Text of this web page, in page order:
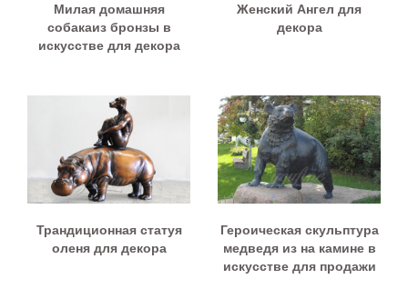
Милая домашняя
собакаиз бронзы в
искусстве для декора
Женский Ангел для
декора
Трандиционная статуя
оленя для декора
Героическая скульптура
медведя из на камине в
искусстве для продажи